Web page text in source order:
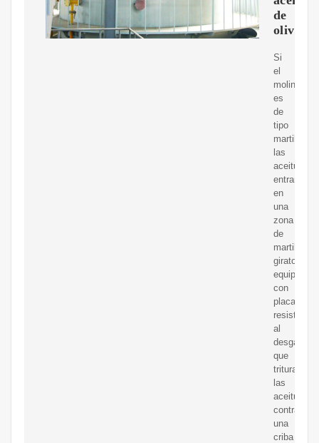
de
oliva
Si
el
molino
es
de
tipo
martillo,
las
aceitunas
entran
en
una
zona
de
martillos
giratorios
equipados
con
placas
resistentes
al
desgaste
que
trituran
las
aceitunas
contra
una
criba